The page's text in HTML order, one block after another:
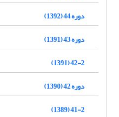
دوره 44 (1392)
دوره 43 (1391)
42-2 (1391)
دوره 42 (1390)
41-2 (1389)